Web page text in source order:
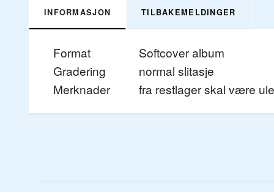
INFORMASJON TILBAKEMELDINGER
Format
Softcover album
Gradering
normal slitasje
Merknader
fra restlager skal være